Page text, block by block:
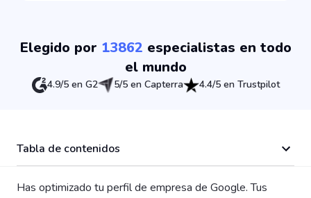
Elegido por 13862 especialistas en todo
el mundo
4.9/5 en G2 5/5 en Capterra 4.4/5 en Trustpilot
Tabla de contenidos
Has optimizado tu perfil de empresa de Google. Tus